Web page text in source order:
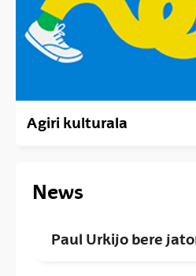
Agiri kulturala
News
Paul Urkijo bere